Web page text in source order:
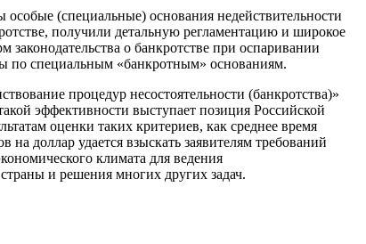
особые (специальные) основания недействительности
получили детальную регламентацию и широкое
о банкротстве при оспаривании
по специальным «банкротным» основаниям.
процедур несостоятельности (банкротства)»
эффективности выступает позиция Российской
оценки таких критериев, как среднее время
доллар удается взыскать заявителям требований
климата для ведения
и решения многих других задач.